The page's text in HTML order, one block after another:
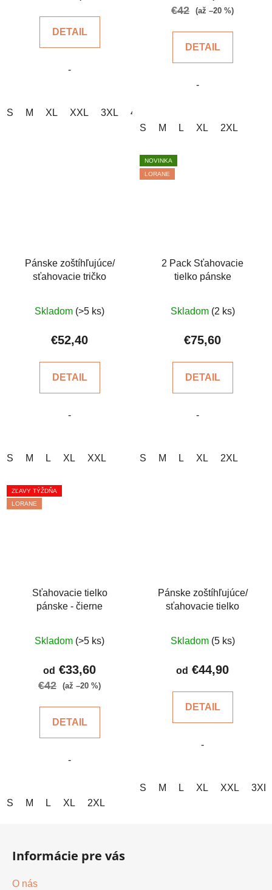
z
hviezdičiek.
DETAIL
-
S M XL XXL 3XL 4XL
je
5
€42 (až –20 %)
DETAIL
-
S M L XL 2XL
Pánske zoštíhľujúce/
sťahovacie tričko
hodnotenie
produktu
z
hviezdičiek.
Skladom (>5 ks)
€52,40
DETAIL
-
S M L XL XXL
NOVINKA
LORANE
2 Pack Sťahovacie
tielko pánske
Skladom (2 ks)
€75,60
DETAIL
-
S M L XL 2XL
ZĽAVY TÝŽDŇA
LORANE
Sťahovacie tielko
pánske - čierne
hodnotenie
produktu
je
5
Skladom (>5 ks)
od €33,60
€42 (až –20 %)
DETAIL
-
S M L XL 2XL
Pánske zoštíhľujúce/
sťahovacie tielko
hodnotenie
produktu
z
hviezdičiek.
Skladom (5 ks)
od €44,90
DETAIL
-
S M L XL XXL 3XL
Informácie pre vás
O nás